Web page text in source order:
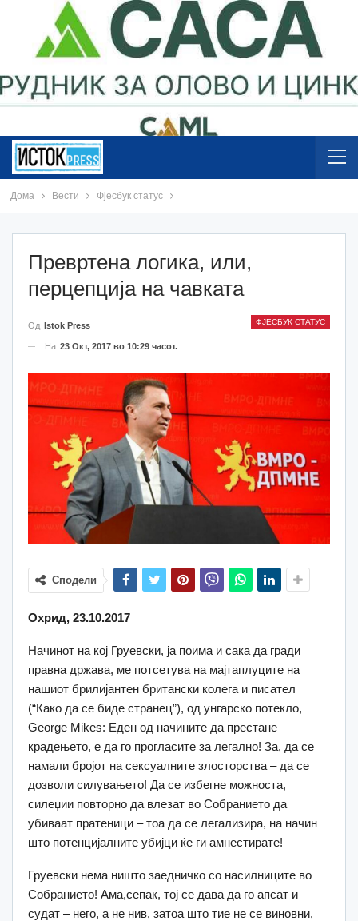
Дома Вести Фјесбук статус
Превртена логика, или,
перцепција на чавката
ФЈЕСБУК СТАТУС
Од Istok Press
На 23 Окт, 2017 во 10:29 часот.
Сподели
Охрид, 23.10.2017
Начинот на кој Груевски, ја поима и сака да гради
правна држава, ме потсетува на мајтаплуците на
нашиот брилијантен британски колега и писател
(“Како да се биде странец”), од унгарско потекло,
George Mikes: Еден од начините да престане
крадењето, е да го прогласите за легално! За, да се
намали бројот на сексуалните злосторства – да се
дозволи силувањето! Да се избегне можноста,
силеџии повторно да влезат во Собранието да
убиваат пратеници – тоа да се легализира, на начин
што потенцијалните убијци ќе ги амнестирате!
Груевски нема ништо заедничко со насилниците во
Собранието! Ама,сепак, тој се дава да го апсат и
судат – него, а не нив, затоа што тие не се виновни,